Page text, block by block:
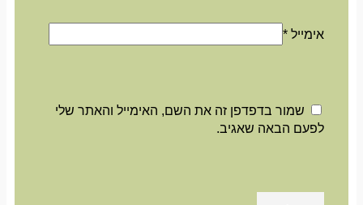
אימייל*
שמור בדפדפן זה את השם, האימייל והאתר שלי
לפעם הבאה שאגיב.